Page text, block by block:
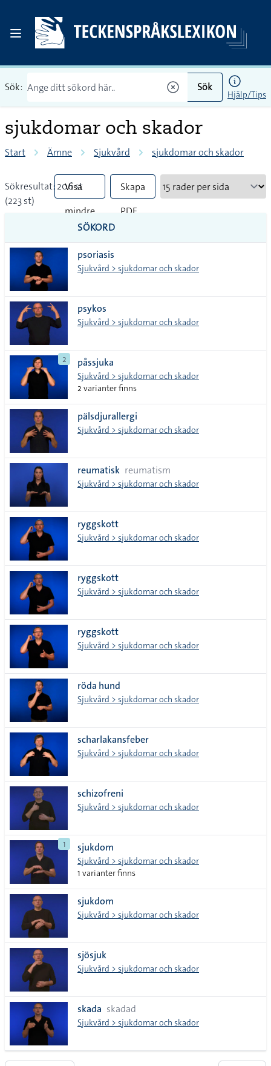
Sök: Sök
Hjälp/Tips
sjukdomar och skador
Start Ämne Sjukvård sjukdomar och skador
Sökresultat: 206 st
(223 st)
Visa
mindre
tecken
Skapa
PDF
SÖKORD
psoriasis
Sjukvård > sjukdomar och skador
psykos
Sjukvård > sjukdomar och skador
2 påssjuka
Sjukvård > sjukdomar och skador
2 varianter finns
pälsdjurallergi
Sjukvård > sjukdomar och skador
reumatisk reumatism
Sjukvård > sjukdomar och skador
ryggskott
Sjukvård > sjukdomar och skador
ryggskott
Sjukvård > sjukdomar och skador
ryggskott
Sjukvård > sjukdomar och skador
röda hund
Sjukvård > sjukdomar och skador
scharlakansfeber
Sjukvård > sjukdomar och skador
schizofreni
Sjukvård > sjukdomar och skador
1 sjukdom
Sjukvård > sjukdomar och skador
1 varianter finns
sjukdom
Sjukvård > sjukdomar och skador
sjösjuk
Sjukvård > sjukdomar och skador
skada skadad
Sjukvård > sjukdomar och skador